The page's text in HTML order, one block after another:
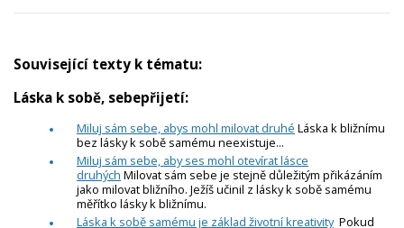
Související texty k tématu:
Láska k sobě, sebepřijetí:
Miluj sám sebe, abys mohl milovat druhé Láska k bližnímu
bez lásky k sobě samému neexistuje...
Miluj sám sebe, aby ses mohl otevírat lásce
druhých Milovat sám sebe je stejně důležitým přikázáním
jako milovat bližního. Ježíš učinil z lásky k sobě samému
měřítko lásky k bližnímu.
Láska k sobě samému je základ životní kreativityPokud